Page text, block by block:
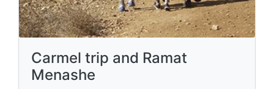
Carmel trip and Ramat
Menashe